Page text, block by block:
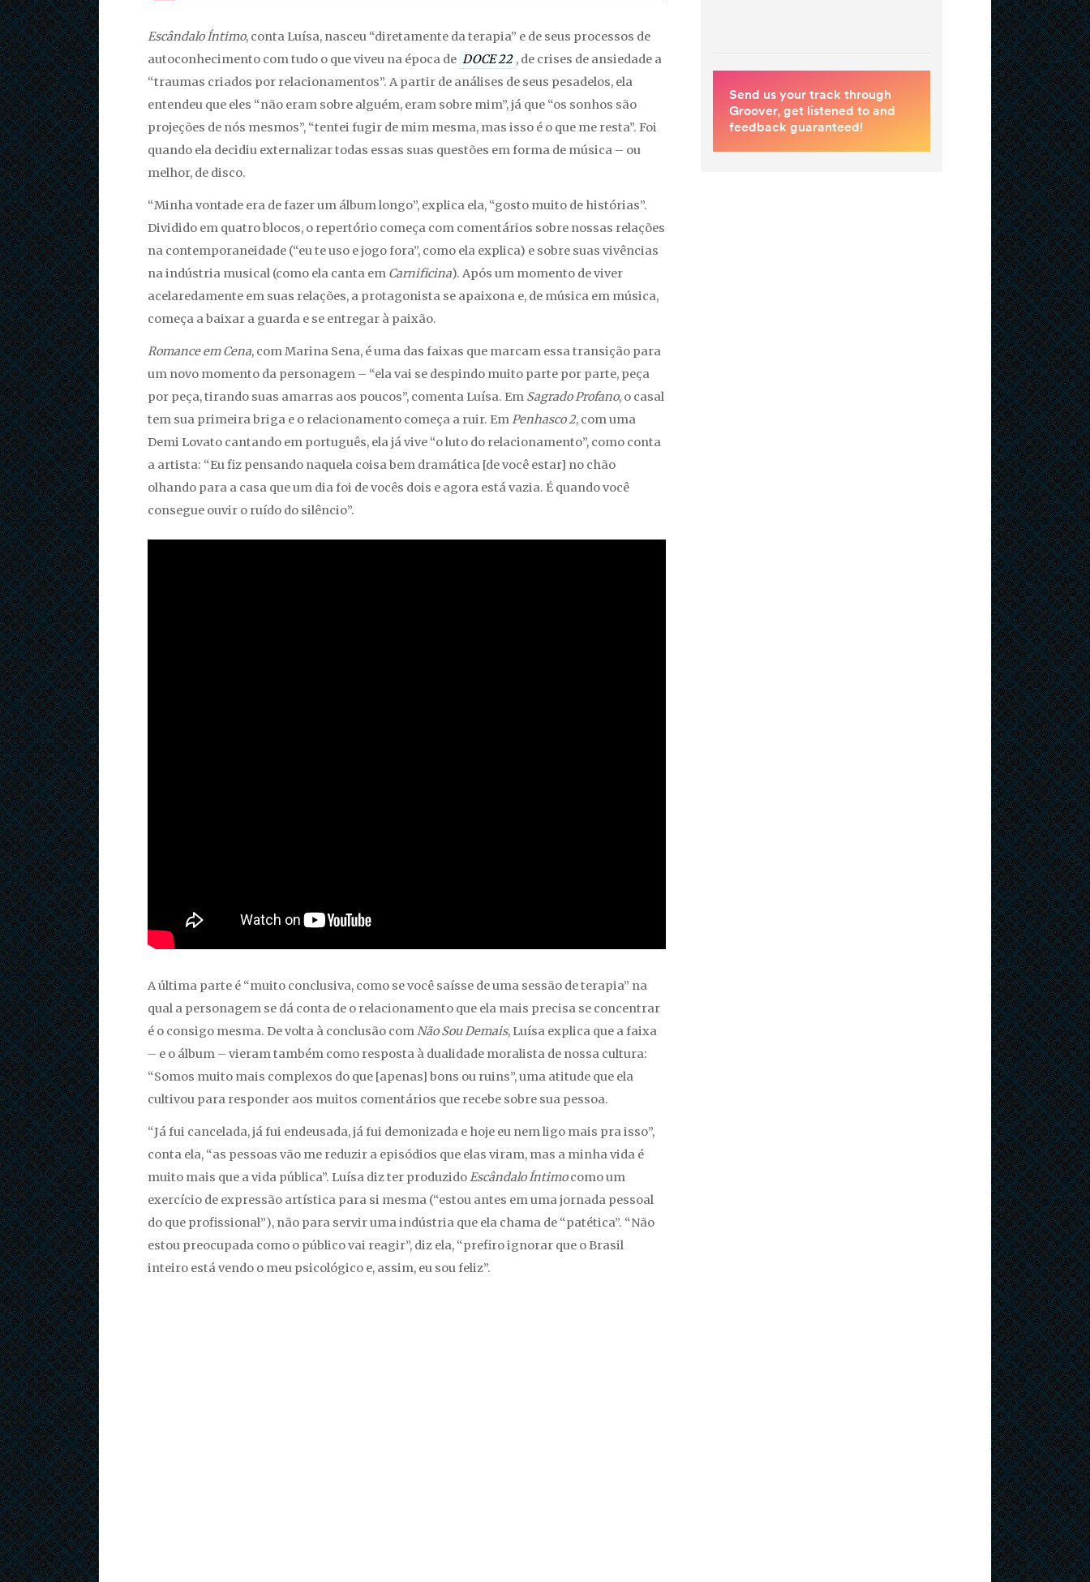
Escândalo Íntimo, conta Luísa, nasceu “diretamente da terapia” e de seus processos de
autoconhecimento com tudo o que viveu na época de DOCE 22 , de crises de ansiedade a
“traumas criados por relacionamentos”. A partir de análises de seus pesadelos, ela
entendeu que eles “não eram sobre alguém, eram sobre mim”, já que “os sonhos são
projeções de nós mesmos”, “tentei fugir de mim mesma, mas isso é o que me resta”. Foi
quando ela decidiu externalizar todas essas suas questões em forma de música – ou
melhor, de disco.
“Minha vontade era de fazer um álbum longo”, explica ela, “gosto muito de histórias”.
Dividido em quatro blocos, o repertório começa com comentários sobre nossas relações
na contemporaneidade (“eu te uso e jogo fora”, como ela explica) e sobre suas vivências
na indústria musical (como ela canta em Carnificina). Após um momento de viver
acelaredamente em suas relações, a protagonista se apaixona e, de música em música,
começa a baixar a guarda e se entregar à paixão.
Romance em Cena, com Marina Sena, é uma das faixas que marcam essa transição para
um novo momento da personagem – “ela vai se despindo muito parte por parte, peça
por peça, tirando suas amarras aos poucos”, comenta Luísa. Em Sagrado Profano, o casal
tem sua primeira briga e o relacionamento começa a ruir. EmPenhasco 2, com uma
Demi Lovato cantando em português, ela já vive “o luto do relacionamento”, como conta
a artista: “Eu fiz pensando naquela coisa bem dramática [de você estar] no chão
olhando para a casa que um dia foi de vocês dois e agora está vazia. É quando você
consegue ouvir o ruído do silêncio”.
A última parte é “muito conclusiva, como se você saísse de uma sessão de terapia” na
qual a personagem se dá conta de o relacionamento que ela mais precisa se concentrar
é o consigo mesma. De volta à conclusão comNão Sou Demais, Luísa explica que a faixa
– e o álbum – vieram também como resposta à dualidade moralista de nossa cultura:
“Somos muito mais complexos do que [apenas] bons ou ruins”, uma atitude que ela
cultivou para responder aos muitos comentários que recebe sobre sua pessoa.
“Já fui cancelada, já fui endeusada, já fui demonizada e hoje eu nem ligo mais pra isso”,
conta ela, “as pessoas vão me reduzir a episódios que elas viram, mas a minha vida é
muito mais que a vida pública”. Luísa diz ter produzidoEscândalo Íntimocomo um
exercício de expressão artística para si mesma (“estou antes em uma jornada pessoal
do que profissional”), não para servir uma indústria que ela chama de “patética”. “Não
estou preocupada como o público vai reagir”, diz ela, “prefiro ignorar que o Brasil
inteiro está vendo o meu psicológico e, assim, eu sou feliz”.